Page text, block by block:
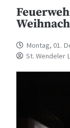
Montag, 01.
St. Wendeler